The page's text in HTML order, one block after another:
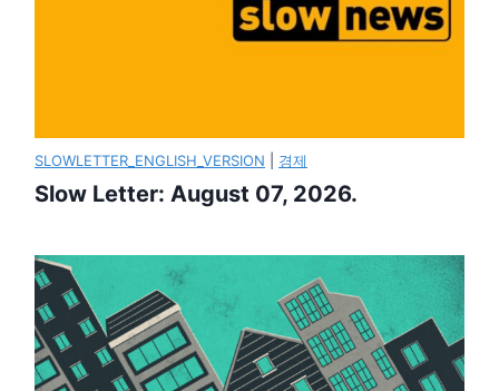
SLOWLETTER_ENGLISH_VERSION 경제
Slow Letter: August 07, 2026.